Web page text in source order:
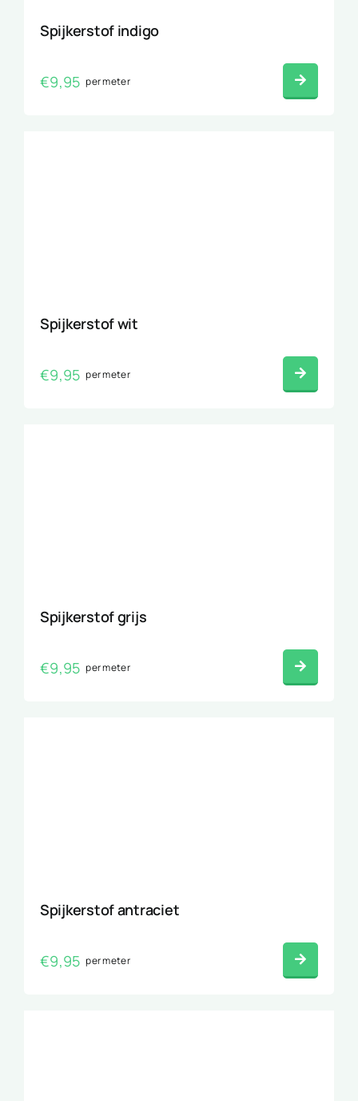
Spijkerstof indigo
€9,95 per meter
Spijkerstof wit
€9,95 per meter
Spijkerstof grijs
€9,95 per meter
Spijkerstof antraciet
€9,95 per meter